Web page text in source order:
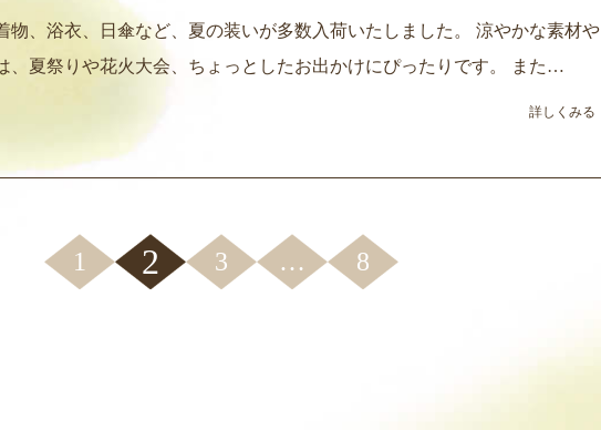
物、浴衣、日傘など、夏の装いが多数入荷いたしました。 涼やかな素材や
、夏祭りや花火大会、ちょっとしたお出かけにぴったりです。 また…
詳しくみる
1 2 3 … 8